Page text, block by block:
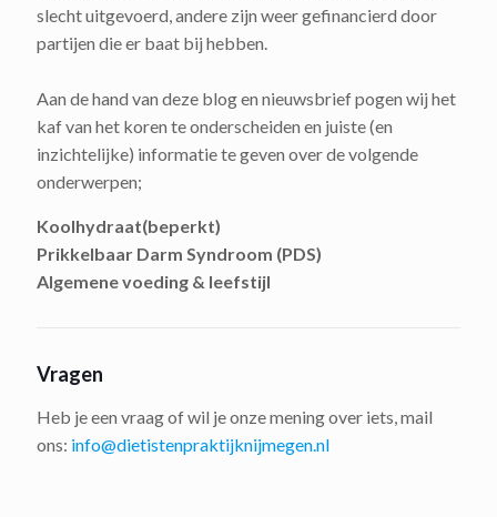
slecht uitgevoerd, andere zijn weer gefinancierd door
partijen die er baat bij hebben.
Aan de hand van deze blog en nieuwsbrief pogen wij het
kaf van het koren te onderscheiden en juiste (en
inzichtelijke) informatie te geven over de volgende
onderwerpen;
Koolhydraat(beperkt)
Prikkelbaar Darm Syndroom (PDS)
Algemene voeding & leefstijl
Vragen
Heb je een vraag of wil je onze mening over iets, mail
ons: info@dietistenpraktijknijmegen.nl